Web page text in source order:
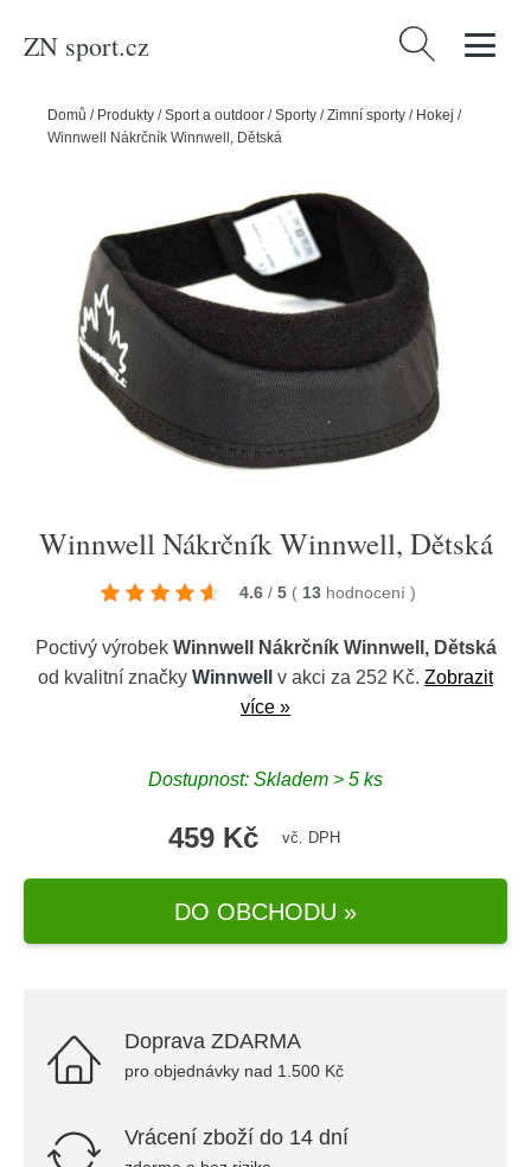
ZN sport.cz Vyhledávání
Domů / Produkty /Sport a outdoor /Sporty /Zimní sporty / Hokej /
Winnwell Nákrčník Winnwell, Dětská
Winnwell Nákrčník Winnwell, Dětská
4.6 / 5 ( 13 hodnocení )
Poctivý výrobek Winnwell Nákrčník Winnwell, Dětská
od kvalitní značky Winnwell v akci za 252 Kč. Zobrazit
více »
Dostupnost: Skladem > 5 ks
459 Kč vč. DPH
DO OBCHODU »
Doprava ZDARMA
pro objednávky nad 1.500 Kč
Vrácení zboží do 14 dní